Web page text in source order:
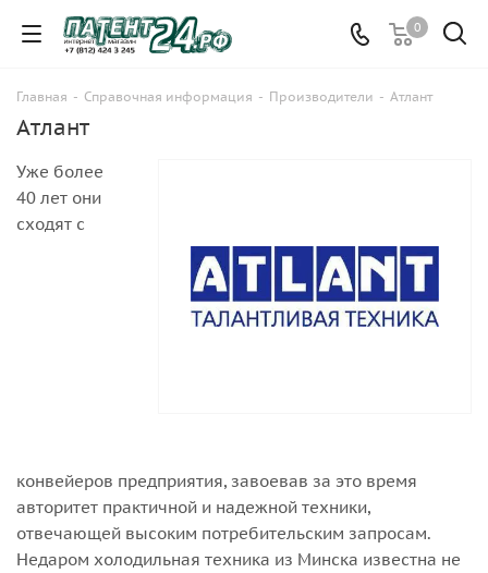
0
Главная - Справочная информация - Производители - Атлант
Атлант
Уже более
40 лет они
сходят с
конвейеров предприятия, завоевав за это время
авторитет практичной и надежной техники,
отвечающей высоким потребительским запросам.
Недаром холодильная техника из Минска известна не